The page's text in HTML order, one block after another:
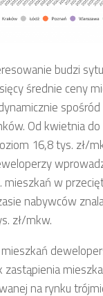
budzi
średnie ceny
Od kwietnia
16,8 tys. zł/
mieszkań w
nabywców
zł/mkw.
zastąpienia
na rynku